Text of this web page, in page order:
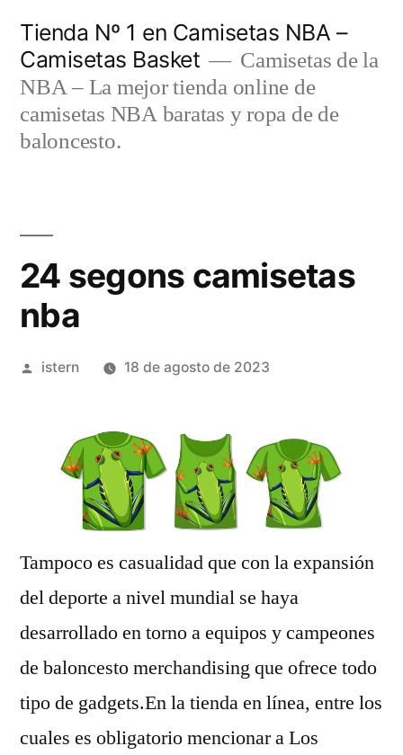
contenido
Tienda Nº 1 en Camisetas NBA –
Camisetas Basket
Camisetas de la
NBA – La mejor tienda online de
camisetas NBA baratas y ropa de de
baloncesto.
24 segons camisetas
nba
Publicado
istern 18 de agosto de 2023
Tampoco es casualidad que con la expansión
del deporte a nivel mundial se haya
desarrollado en torno a equipos y campeones
de baloncesto merchandising que ofrece todo
tipo de gadgets.En la tienda en línea, entre los
cuales es obligatorio mencionar a Los